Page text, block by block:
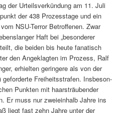
der Urteilsverkün­dung am 11. Juli
der 438 Prozesstage und ein
NSU-Ter­ror Betrof­fe­nen. Zwar
Haft bei „beson­der­er
die bei­den bis heute fanatisch
den Angeklagten im Prozess, Ralf
erhiel­ten gerin­gere als von der
geforderte Frei­heitsstrafen. Ins­beson­
Punk­ten mit haarsträuben­der
Er muss nur zweiein­halb Jahre ins
liegt fast zehn Jahre unter der